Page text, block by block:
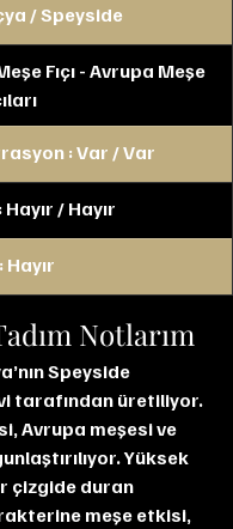
/ Speyside
Fıçı - Avrupa Meşe
: Var / Var
Hayır / Hayır
Notlarım
Speyside
tarafından üretiliyor.
Avrupa meşesi ve
Yüksek
çizgide duran
meşe etkisi,